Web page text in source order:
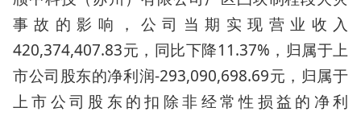
事故的影响，公司当期实现营业收入
420,374,407.83元，同比下降11.37%，归属于上
市公司股东的净利润-293,090,698.69元，归属于
上市公司股东的扣除非经常性损益的净利